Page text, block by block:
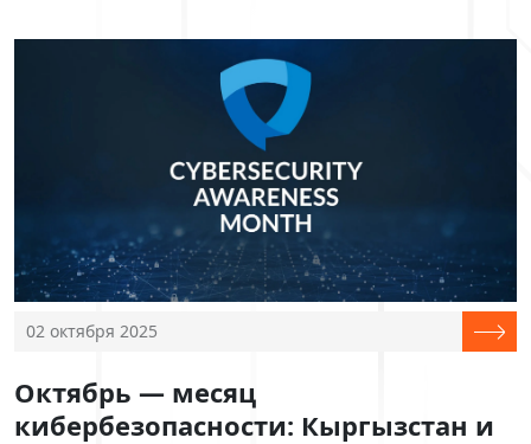
02 октября 2025
Октябрь — месяц
кибербезопасности: Кыргызстан и